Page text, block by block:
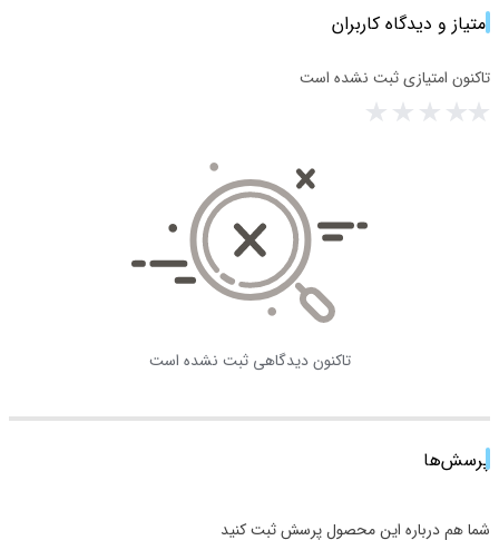
امتیاز و دیدگاه کاربران
تاکنون امتیازی ثبت نشده است
تاکنون دیدگاهی ثبت نشده است
پرسش‌ها
شما هم درباره این محصول پرسش ثبت کنید